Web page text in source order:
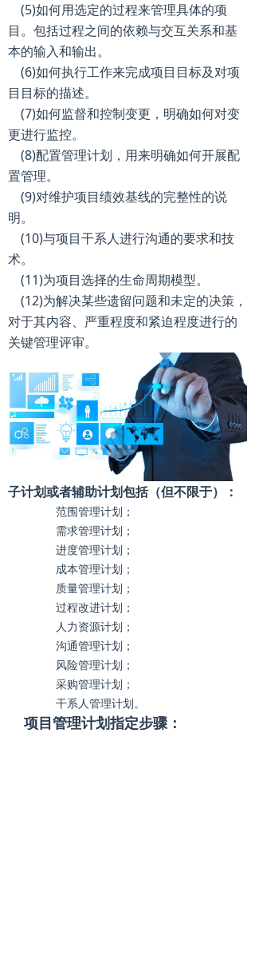
(5)如何用选定的过程来管理具体的项
目。包括过程之间的依赖与交互关系和基
本的输入和输出。
(6)如何执行工作来完成项目目标及对项
目目标的描述。
(7)如何监督和控制变更，明确如何对变
更进行监控。
(8)配置管理计划，用来明确如何开展配
置管理。
(9)对维护项目绩效基线的完整性的说
明。
(10)与项目干系人进行沟通的要求和技
术。
(11)为项目选择的生命周期模型。
(12)为解决某些遗留问题和未定的决策，
对于其内容、严重程度和紧迫程度进行的
关键管理评审。
子计划或者辅助计划包括（但不限于）：
范围管理计划；
需求管理计划；
进度管理计划；
成本管理计划；
质量管理计划 ；
过程改进计划；
人力资源计划 ；
沟通管理计划；
风险管理计划；
采购管理计划；
干系人管理计划。
项目管理计划指定步骤：